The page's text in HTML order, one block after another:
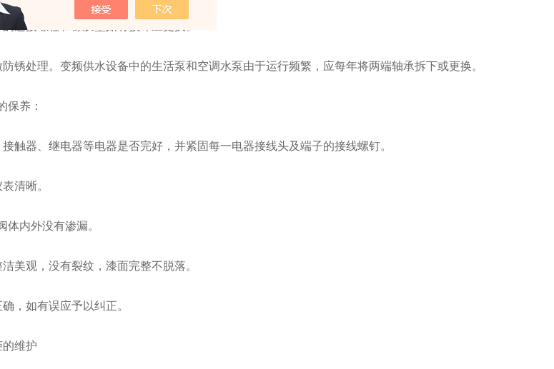
接螺栓和橡胶垫如有损坏应更换。
处理。变频供水设备中的生活泵和空调水泵由于运行频繁，应每年将两端轴承拆下或更换。
养：
器、继电器等电器是否完好，并紧固每一电器接线头及端子的接线螺钉。
清晰。
内外没有渗漏。
观，没有裂纹，漆面完整不脱落。
如有误应予以纠正。
维护